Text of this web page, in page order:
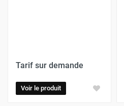
Tarif sur demande
Voir le produit